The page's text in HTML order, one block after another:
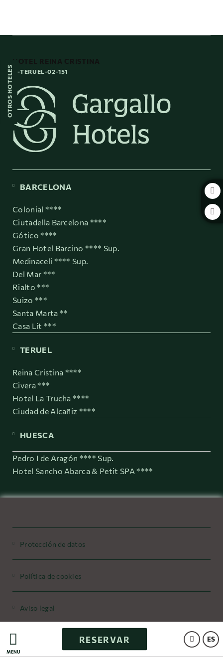
MENÚ
ES
RESERVAR
HOTEL REINA CRISTINA
H-TERUEL-02-151
BARCELONA
Colonial ****
Ciutadella Barcelona ****
Gótico ****
Gran Hotel Barcino **** Sup.
Medinaceli **** Sup.
Del Mar ***
Rialto ***
Suizo ***
Santa Marta **
Casa Lit ***
TERUEL
Reina Cristina ****
Civera ***
Hotel La Trucha ****
Ciudad de Alcañiz ****
HUESCA
Pedro I de Aragón **** Sup.
Hotel Sancho Abarca & Petit SPA ****
Protección de datos
Política de cookies
Aviso legal
OTROS HOTELES